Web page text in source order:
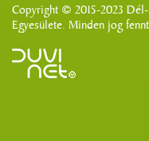
Copyright © 2015-2023
Egyesülete. Minden jog